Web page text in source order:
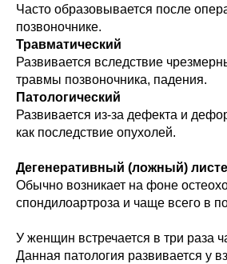
Часто образовывается после
позвоночнике.
Травматический
Развивается вследствие
травмы позвоночника, падения.
Патологический
Развивается из-за дефекта и
как последствие опухолей.
Дегенеративный (ложный)
Обычно возникает на фоне
спондилоартроза и чаще всего в
У женщин встречается в три раза
Данная патология развивается у